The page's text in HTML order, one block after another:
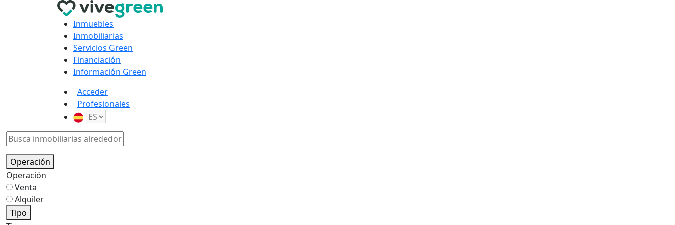
Inmuebles
Inmobiliarias
Servicios Green
Financiación
Información Green
Acceder
Profesionales
Operación
Operación
Venta
Alquiler
Tipo